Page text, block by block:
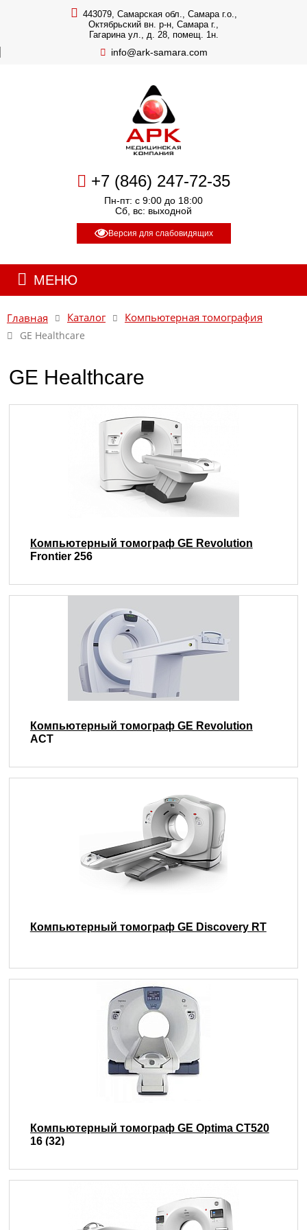
443079, Самарская обл., Самара г.о.,
Октябрьский вн. р-н, Самара г.,
Гагарина ул., д. 28, помещ. 1н.
info@ark-samara.com
+7 (846) 247-72-35
Пн-пт: с 9:00 до 18:00
Сб, вс: выходной
Версия для слабовидящих
МЕНЮ
Главная Каталог Компьютерная томография
GE Healthcare
GE Healthcare
Компьютерный томограф GE Revolution
Frontier 256
Компьютерный томограф GE Revolution
ACT
Компьютерный томограф GE Discovery RT
Компьютерный томограф GE Optima CT520
16 (32)